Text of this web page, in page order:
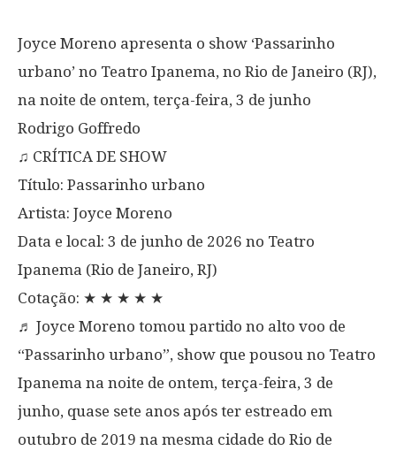
Joyce Moreno apresenta o show ‘Passarinho
urbano’ no Teatro Ipanema, no Rio de Janeiro (RJ),
na noite de ontem, terça-feira, 3 de junho
Rodrigo Goffredo
♫ CRÍTICA DE SHOW
Título: Passarinho urbano
Artista: Joyce Moreno
Data e local: 3 de junho de 2026 no Teatro
Ipanema (Rio de Janeiro, RJ)
Cotação: ★ ★ ★ ★ ★
♬ Joyce Moreno tomou partido no alto voo de
“Passarinho urbano”, show que pousou no Teatro
Ipanema na noite de ontem, terça-feira, 3 de
junho, quase sete anos após ter estreado em
outubro de 2019 na mesma cidade do Rio de